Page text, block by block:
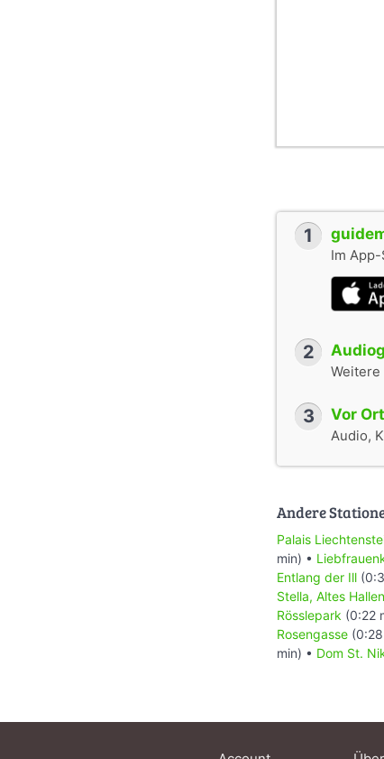
1
Im
2
Weitere
3 Vor
Audio,
Andere
Palais
min) •
Entlang der Ill
Stella, Altes
Rösslepark (0:22
Rosengasse
min) • Dom St.